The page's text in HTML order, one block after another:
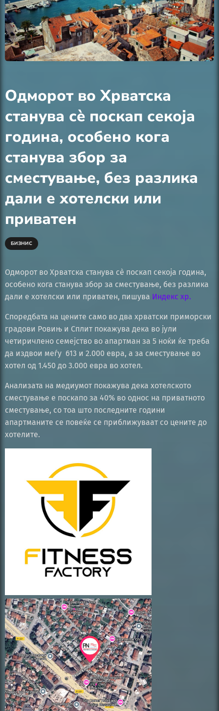
Одморот во Хрватска
станува сè поскап секоја
година, особено кога
станува збор за
сместување, без разлика
дали е хотелски или
приватен
БИЗНИС
Одморот во Хрватска станува сè поскап секоја година,
особено кога станува збор за сместување, без разлика
дали е хотелски или приватен, пишува Индекс хр.
Споредбата на цените само во два хрватски приморски
градови Ровињ и Сплит покажува дека во јули
четиричлено семејство во апартман за 5 ноќи ќе треба
да издвои меѓу 613 и 2.000 евра, а за сместување во
хотел од 1.450 до 3.000 евра во хотел.
Анализата на медиумот покажува дека хотелското
сместување е поскапо за 40% во однос на приватното
сместување, со тоа што последните години
апартманите се повеќе се приближуваат со цените до
хотелите.